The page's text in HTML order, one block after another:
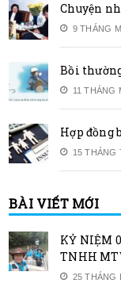
Chuyện
9 THÁNG
Bồi
11 THÁNG
Hợp đồng
15 THÁNG
BÀI VIẾT MỚI
KỶ NIỆM
TNHH
25 THÁNG